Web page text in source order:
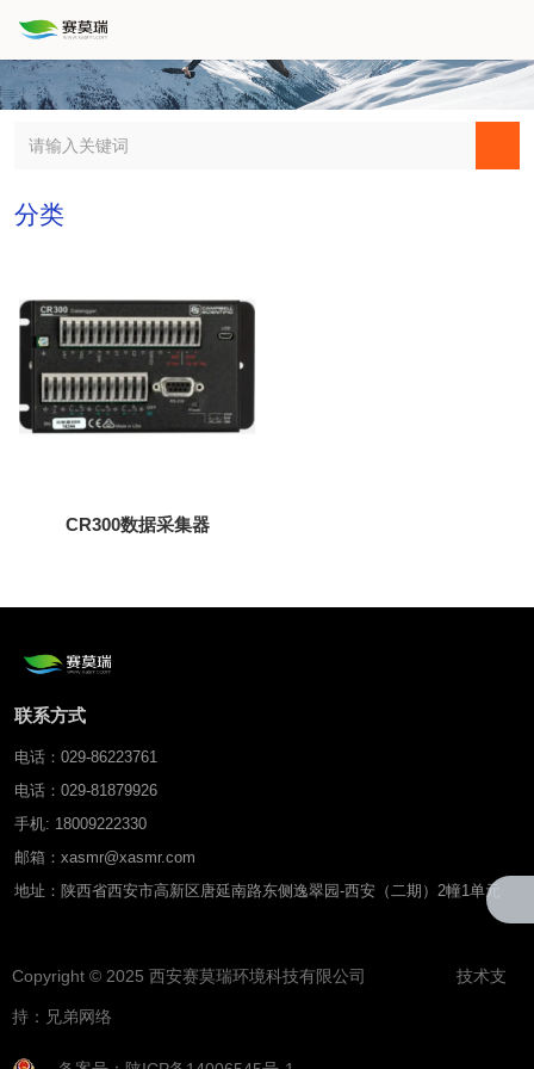
分类
CR300数据采集器
联系方式
电话：029-86223761
电话：029-81879926
手机: 18009222330
邮箱：xasmr@xasmr.com
地址：陕西省西安市高新区唐延南路东侧逸翠园-西安（二期）2幢1单元
Copyright © 2025 西安赛莫瑞环境科技有限公司 技术支
持： 兄弟网络